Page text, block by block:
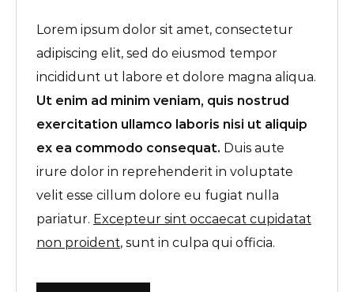
Lorem ipsum dolor sit amet, consectetur
adipiscing elit, sed do eiusmod tempor
incididunt ut labore et dolore magna aliqua.
Ut enim ad minim veniam, quis nostrud
exercitation ullamco laboris nisi ut aliquip
ex ea commodo consequat. Duis aute
irure dolor in reprehenderit in voluptate
velit esse cillum dolore eu fugiat nulla
pariatur. Excepteur sint occaecat cupidatat
non proident, sunt in culpa qui officia.